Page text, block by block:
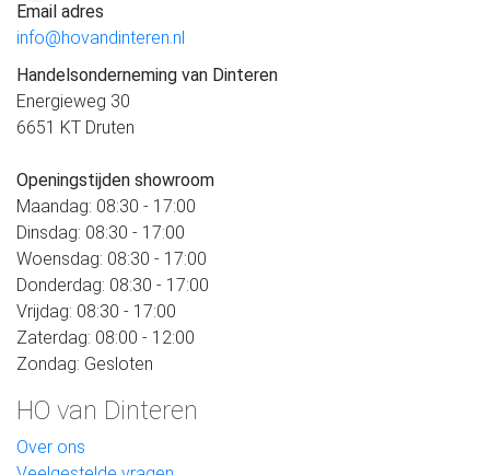
Email adres
info@hovandinteren.nl
Handelsonderneming van Dinteren
Energieweg 30
6651 KT Druten
Openingstijden showroom
Maandag: 08:30 - 17:00
Dinsdag: 08:30 - 17:00
Woensdag: 08:30 - 17:00
Donderdag: 08:30 - 17:00
Vrijdag: 08:30 - 17:00
Zaterdag: 08:00 - 12:00
Zondag: Gesloten
HO van Dinteren
Over ons